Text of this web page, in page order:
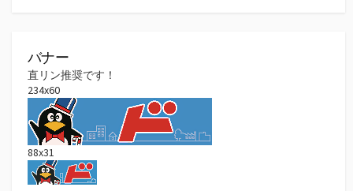
バナー
直リン推奨です！
234x60
88x31